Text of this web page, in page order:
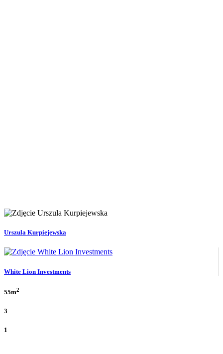
Urszula Kurpiejewska
White Lion Investments
55m2
3
1